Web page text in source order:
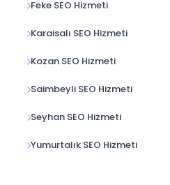
Feke SEO Hizmeti
Karaisalı SEO Hizmeti
Kozan SEO Hizmeti
Saimbeyli SEO Hizmeti
Seyhan SEO Hizmeti
Yumurtalık SEO Hizmeti